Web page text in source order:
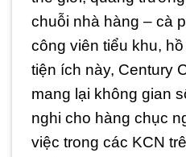
chuỗi nhà hàng – cà
công viên tiểu khu,
tiện ích này, Century
mang lại không gian
nghi cho hàng chục
việc trong các KCN